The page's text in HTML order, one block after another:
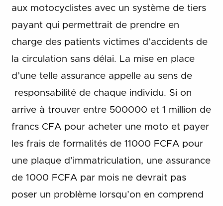
aux motocyclistes avec un système de tiers
payant qui permettrait de prendre en
charge des patients victimes d’accidents de
la circulation sans délai. La mise en place
d’une telle assurance appelle au sens de
responsabilité de chaque individu. Si on
arrive à trouver entre 500000 et 1 million de
francs CFA pour acheter une moto et payer
les frais de formalités de 11000 FCFA pour
une plaque d’immatriculation, une assurance
de 1000 FCFA par mois ne devrait pas
poser un problème lorsqu’on en comprend